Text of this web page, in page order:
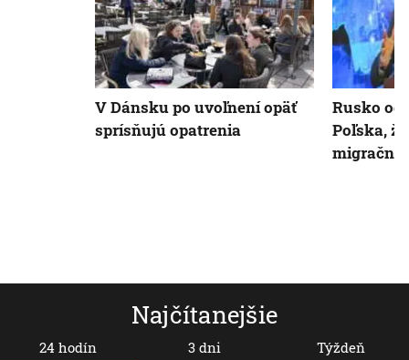
Najčítanejšie
24 hodín 3 dni Týždeň
V Dánsku po uvoľnení opäť
sprísňujú opatrenia
Rusko
Poľska,